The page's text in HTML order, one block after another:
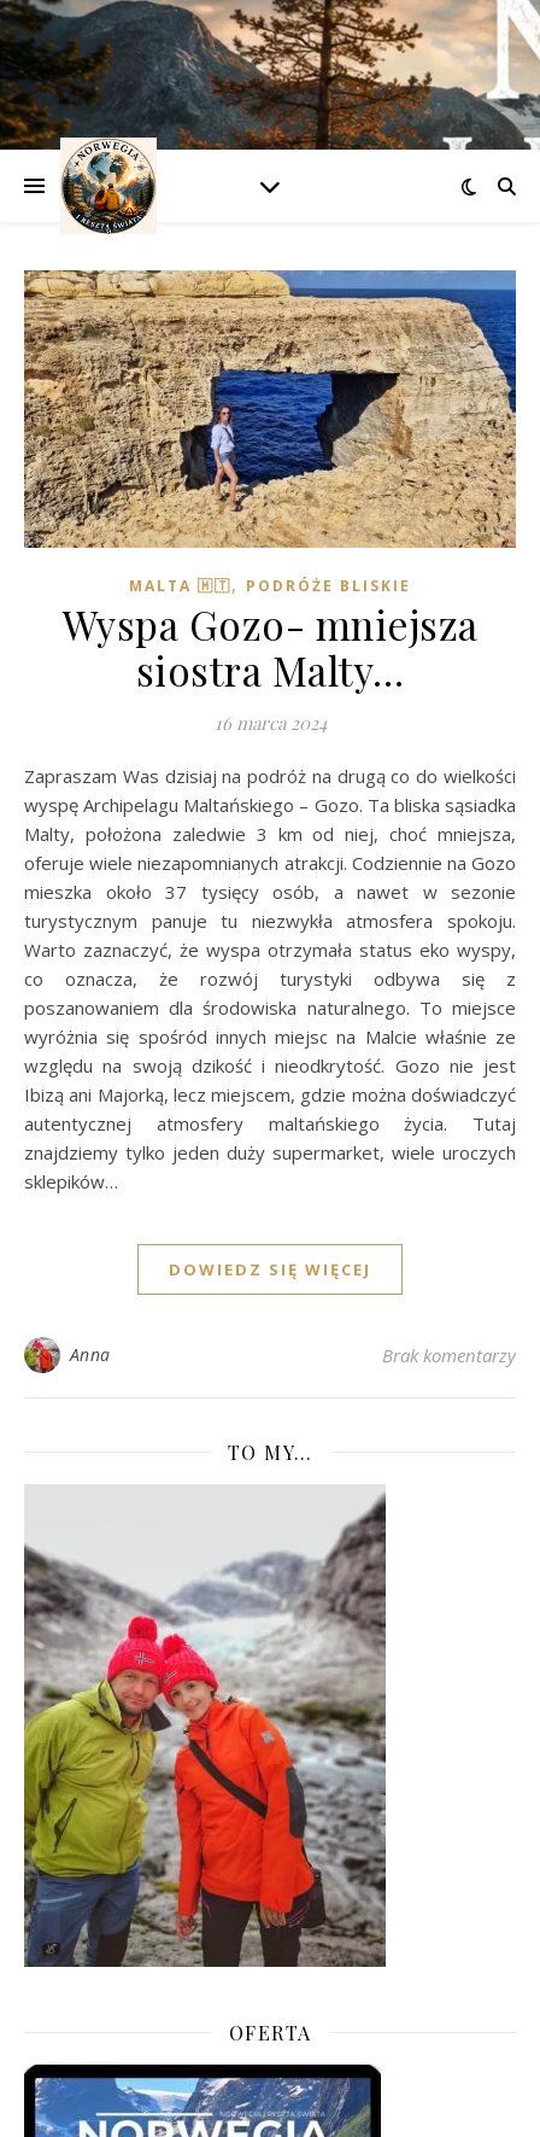
MALTA 🇲🇹, PODRÓŻE BLISKIE
Wyspa Gozo- mniejsza
siostra Malty…
16 marca 2024
Zapraszam Was dzisiaj na podróż na drugą co do wielkości
wyspę Archipelagu Maltańskiego – Gozo. Ta bliska sąsiadka
Malty, położona zaledwie 3 km od niej, choć mniejsza,
oferuje wiele niezapomnianych atrakcji. Codziennie na Gozo
mieszka około 37 tysięcy osób, a nawet w sezonie
turystycznym panuje tu niezwykła atmosfera spokoju.
Warto zaznaczyć, że wyspa otrzymała status eko wyspy,
co oznacza, że rozwój turystyki odbywa się z
poszanowaniem dla środowiska naturalnego. To miejsce
wyróżnia się spośród innych miejsc na Malcie właśnie ze
względu na swoją dzikość i nieodkrytość. Gozo nie jest
Ibizą ani Majorką, lecz miejscem, gdzie można doświadczyć
autentycznej atmosfery maltańskiego życia. Tutaj
znajdziemy tylko jeden duży supermarket, wiele uroczych
sklepików…
DOWIEDZ SIĘ WIĘCEJ
Anna Brak komentarzy
TO MY…
OFERTA